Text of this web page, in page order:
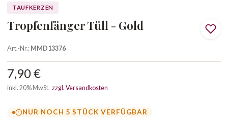
TAUFKERZEN
Tropfenfänger Tüll - Gold
Art.-Nr.:MMD13376
7,90 €
inkl. 20% MwSt. zzgl. Versandkosten
NUR NOCH 5 STÜCK VERFÜGBAR